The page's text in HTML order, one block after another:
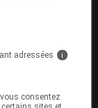
adressées i
consentez
sites et